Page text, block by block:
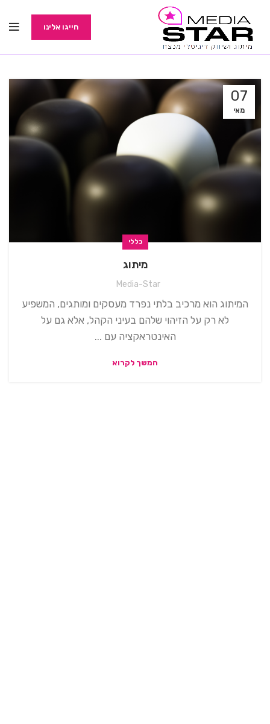
חייגו אלינו
07
מאי
כללי
מיתוג
Media-Star
המיתוג הוא מרכיב בלתי נפרד מעסקים ומותגים, המשפיע
לא רק על הזיהוי שלהם בעיני הקהל, אלא גם על
האינטראקציה עם ...
המשך לקרוא